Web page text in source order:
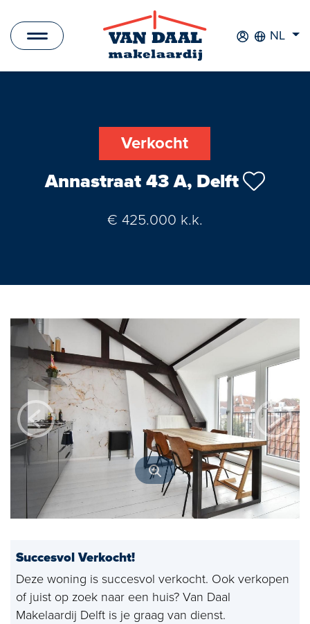
NL
Bedrijfsaanbod
Open huizen
Baerz & Co
Aangekocht
Diensten
Huis verkopen
Huis kopen
Exclusief wonen
Taxaties
Verhuren
Verkocht
Annastraat 43 A, Delft
€ 425.000 k.k.
Succesvol Verkocht!
Deze woning is succesvol verkocht. Ook verkopen
of juist op zoek naar een huis? Van Daal
Makelaardij Delft is je graag van dienst.